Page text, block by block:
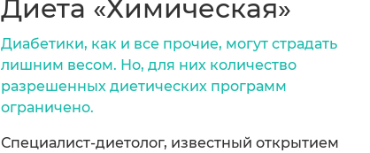
Диета «Химическая»
Диабетики, как и все прочие, могут страдать
лишним весом. Но, для них количество
разрешенных диетических программ
ограничено.
Специалист-диетолог, известный открытием